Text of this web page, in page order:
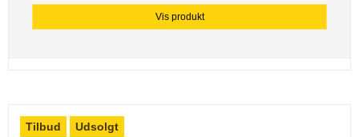
Vis produkt
Tilbud Udsolgt